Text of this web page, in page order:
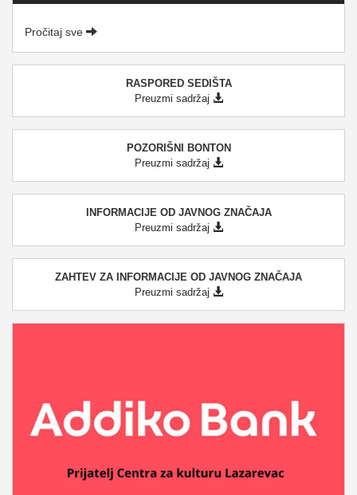
Pročitaj sve
RASPORED SEDIŠTA
Preuzmi sadržaj
POZORIŠNI BONTON
Preuzmi sadržaj
INFORMACIJE OD JAVNOG ZNAČAJA
Preuzmi sadržaj
ZAHTEV ZA INFORMACIJE OD JAVNOG ZNAČAJA
Preuzmi sadržaj